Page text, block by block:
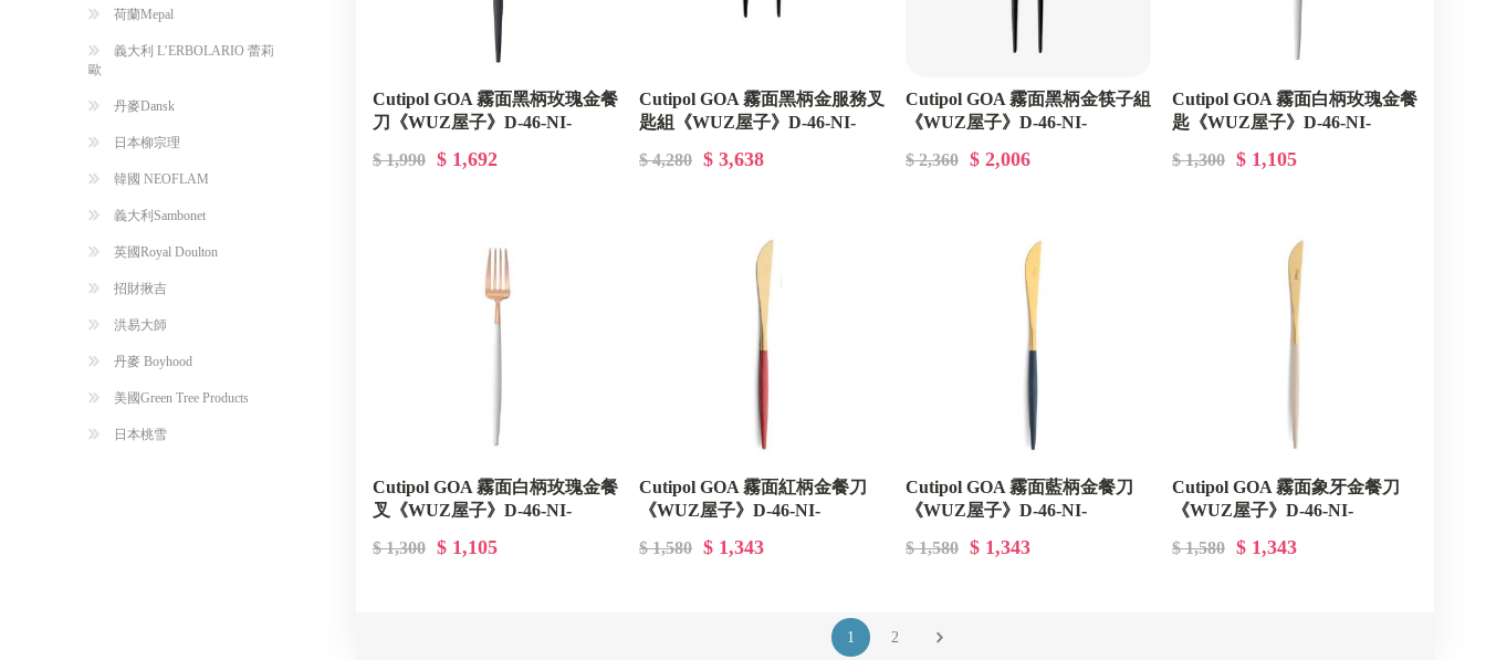
DR.HOWS
荷蘭Mepal
義大利 L’ERBOLARIO 蕾莉
日本柳宗理
韓國 NEOFLAM
義大利Sambonet
招財揪吉
洪易大師
Cutipol GOA 霧面黑柄玫瑰金餐
刀《WUZ屋子》D-46-NI-
$ 1,990 $ 1,692
Cutipol GOA 霧面黑柄金服務叉
匙組《WUZ屋子》D-46-NI-
$ 4,280 $ 3,638
Cutipol GOA 霧面黑柄金筷子組
《WUZ屋子》D-46-NI-
$ 2,360 $ 2,006
Cutipol GOA 霧面白柄玫瑰金餐
匙《WUZ屋子》D-46-NI-
$ 1,300 $ 1,105
Cutipol GOA 霧面白柄玫瑰金餐
叉《WUZ屋子》D-46-NI-
$ 1,300 $ 1,105
Cutipol GOA 霧面紅柄金餐刀
《WUZ屋子》D-46-NI-
$ 1,580 $ 1,343
Cutipol GOA 霧面藍柄金餐刀
《WUZ屋子》D-46-NI-
$ 1,580 $ 1,343
Cutipol GOA 霧面象牙金餐刀
《WUZ屋子》D-46-NI-
$ 1,580 $ 1,343
1 2
荷蘭Mepal
義大利 L’ERBOLARIO 蕾莉
歐
丹麥Dansk
日本柳宗理
韓國 NEOFLAM
義大利Sambonet
英國Royal Doulton
招財揪吉
洪易大師
丹麥 Boyhood
美國Green Tree Products
日本桃雪